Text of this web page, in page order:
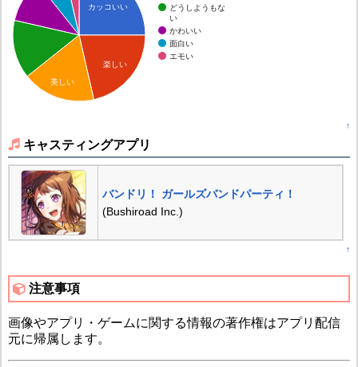
どうしようもな
い
かわいい
面白い
エモい
カッコいい
楽しい
美しい
↑
キャスティングアプリ
バンドリ！ ガールズバンドパーティ！
(Bushiroad Inc.)
↑
注意事項
画像やアプリ・ゲームに関する情報の著作権はアプリ配信
元に帰属します。